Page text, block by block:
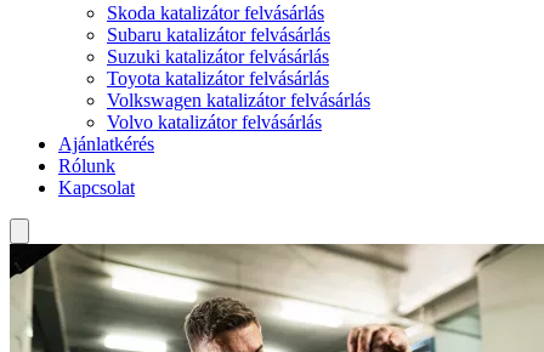
Skoda katalizátor felvásárlás
Subaru katalizátor felvásárlás
Suzuki katalizátor felvásárlás
Toyota katalizátor felvásárlás
Volkswagen katalizátor felvásárlás
Volvo katalizátor felvásárlás
Ajánlatkérés
Rólunk
Kapcsolat